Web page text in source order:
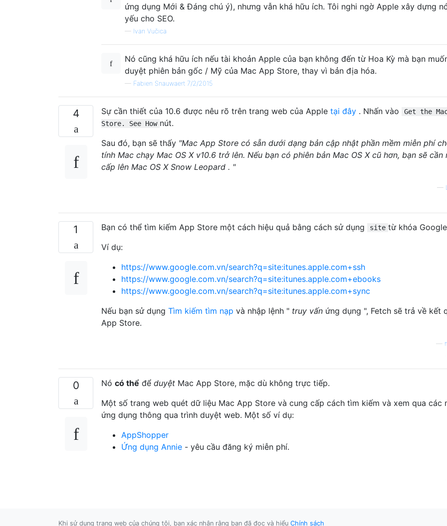
ứng dụng Mới & Đáng chú ý), nhưng vẫn khá hữu ích. Tôi nghi ngờ Apple xây dựng
yếu cho SEO.
— Ivan Vučica
Nó cũng khá hữu ích nếu tài khoản Apple của bạn không đến từ Hoa Kỳ mà bạn
duyệt phiên bản gốc / Mỹ của Mac App Store, thay vì bản địa hóa.
— Fabien Snauwaert 7/2/2015
4 Sự cần thiết của 10.6 được nêu rõ trên trang web của Apple tại đây . Nhấn vào
Get the
Store. See How nút.
Sau đó, bạn sẽ thấy "Mac App Store có sẵn dưới dạng bản cập nhật phần mềm miễn phí
tính Mac chạy Mac OS X v10.6 trở lên. Nếu bạn có phiên bản Mac OS X cũ hơn, bạn sẽ cần
cấp lên Mac OS X Snow Leopard . "
—
1 Bạn có thể tìm kiếm App Store một cách hiệu quả bằng cách sử dụng site từ khóa
Ví dụ:
https://www.google.com.vn/search?q=site:itunes.apple.com+ssh
https://www.google.com.vn/search?q=site:itunes.apple.com+ebooks
https://www.google.com.vn/search?q=site:itunes.apple.com+sync
Nếu bạn sử dụng Tìm kiếm tìm nạp và nhập lệnh " truy vấn ứng dụng ", Fetch sẽ trả về kết
App Store.
0 Nó có thể để duyệt Mac App Store, mặc dù không trực tiếp.
Một số trang web quét dữ liệu Mac App Store và cung cấp cách tìm kiếm và xem qua các
ứng dụng thông qua trình duyệt web. Một số ví dụ:
AppShopper
Ứng dụng Annie - yêu cầu đăng ký miễn phí.
Khi sử dụng trang web của chúng tôi, bạn xác nhận rằng bạn đã đọc và hiểu Chính sách